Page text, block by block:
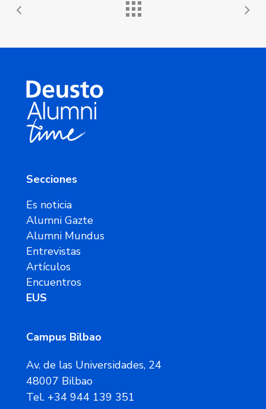
Secciones
Es noticia
Alumni Gazte
Alumni Mundus
Entrevistas
Artículos
Encuentros
EUS
Campus Bilbao
Av. de las Universidades, 24
48007 Bilbao
Tel. +34 944 139 351